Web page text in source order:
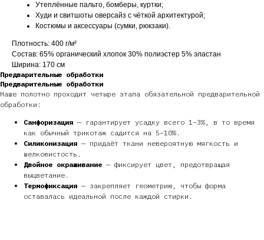
Утеплённые пальто, бомберы, куртки;
Худи и свитшоты оверсайз с чёткой архитектурой;
Костюмы и аксессуары (сумки, рюкзаки).
Плотность: 400 г/м²
Состав: 65% органический хлопок 30% полиэстер 5% эластан
Ширина: 170 см
Предварительные обработки
Предварительные обработки
Наше полотно проходит четыре этапа обязательной предварительной
обработки:
Санфоризация — гарантирует усадку всего 1–3%, в то время
как обычный трикотаж садится на 5–10%.
Силиконизация — придаёт ткани невероятную мягкость и
шелковистость.
Двойное окрашивание — фиксирует цвет, предотвращая
выцветание.
Термофиксация — закрепляет геометрию, чтобы форма
оставалась идеальной после каждой стирки.